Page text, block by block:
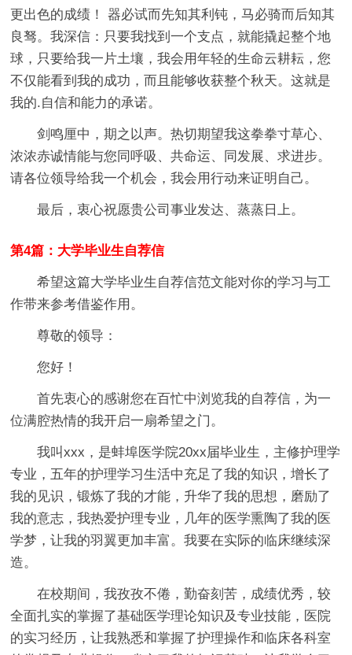
更出色的成绩！ 器必试而先知其利钝，马必骑而后知其
良驽。我深信：只要我找到一个支点，就能撬起整个地
球，只要给我一片土壤，我会用年轻的生命云耕耘，您
不仅能看到我的成功，而且能够收获整个秋天。这就是
我的.自信和能力的承诺。
剑鸣厘中，期之以声。热切期望我这拳拳寸草心、
浓浓赤诚情能与您同呼吸、共命运、同发展、求进步。
请各位领导给我一个机会，我会用行动来证明自己。
最后，衷心祝愿贵公司事业发达、蒸蒸日上。
第4篇：大学毕业生自荐信
希望这篇大学毕业生自荐信范文能对你的学习与工
作带来参考借鉴作用。
尊敬的领导：
您好！
首先衷心的感谢您在百忙中浏览我的自荐信，为一
位满腔热情的我开启一扇希望之门。
我叫xxx，是蚌埠医学院20xx届毕业生，主修护理学
专业，五年的护理学习生活中充足了我的知识，增长了
我的见识，锻炼了我的才能，升华了我的思想，磨励了
我的意志，我热爱护理专业，几年的医学熏陶了我的医
学梦，让我的羽翼更加丰富。我要在实际的临床继续深
造。
在校期间，我孜孜不倦，勤奋刻苦，成绩优秀，较
全面扎实的掌握了基础医学理论知识及专业技能，医院
的实习经历，让我熟悉和掌握了护理操作和临床各科室